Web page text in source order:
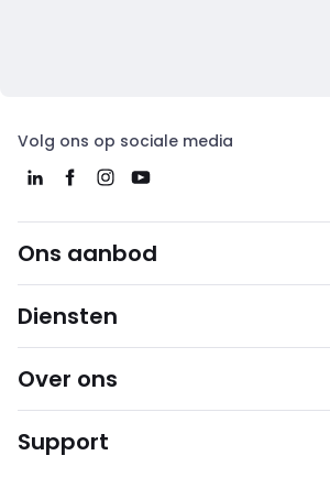
Volg ons op sociale media
Ons aanbod
Diensten
Over ons
Support